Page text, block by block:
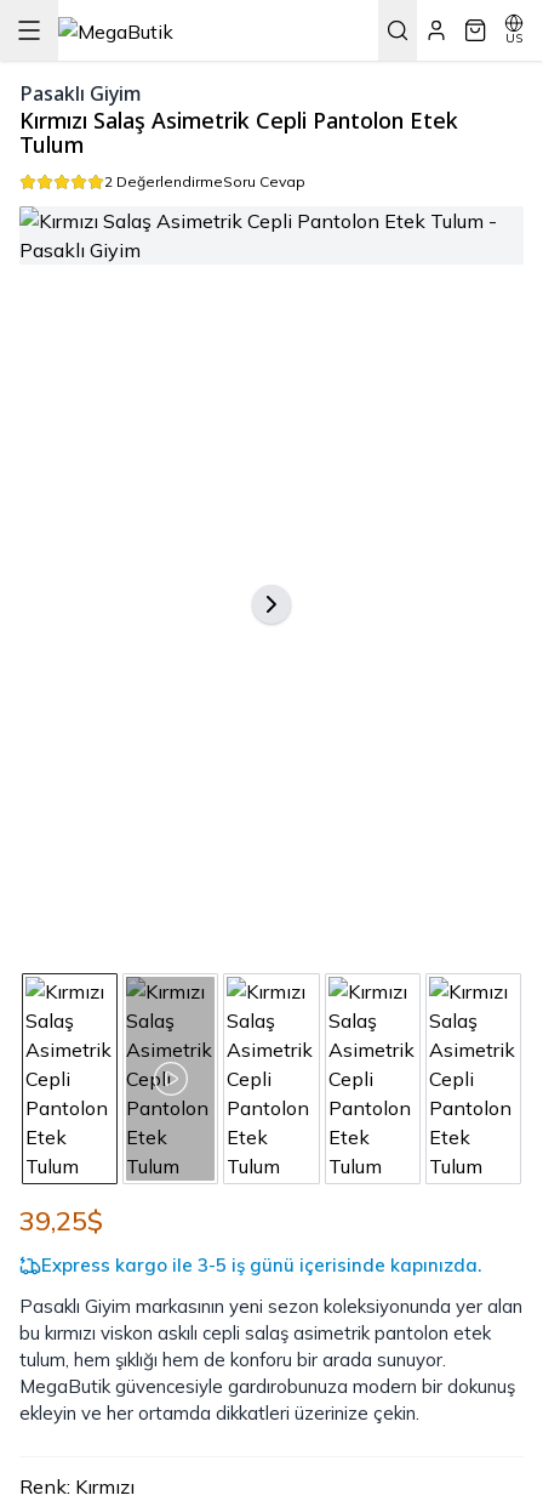
US
Pasaklı Giyim
Kırmızı Salaş Asimetrik Cepli Pantolon Etek
Tulum
2 DeğerlendirmeSoru Cevap
39,25$
Express kargo ile 3-5 iş günü içerisinde kapınızda.
Pasaklı Giyim markasının yeni sezon koleksiyonunda yer alan
bu kırmızı viskon askılı cepli salaş asimetrik pantolon etek
tulum, hem şıklığı hem de konforu bir arada sunuyor.
MegaButik güvencesiyle gardırobunuza modern bir dokunuş
ekleyin ve her ortamda dikkatleri üzerinize çekin.
Renk: Kırmızı